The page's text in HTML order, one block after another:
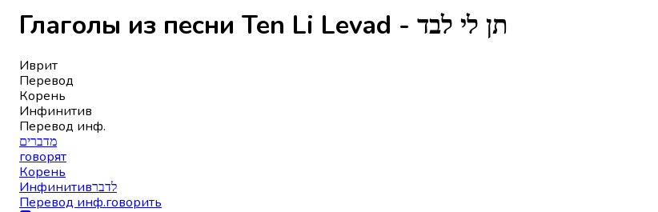
Глаголы из песни Ten Li Levad - תן לי לבד
Иврит
Перевод
Корень
Инфинитив
Перевод инф.
מדברים
говорят
Корень
Инфинитивלדבר
Перевод инф.говорить